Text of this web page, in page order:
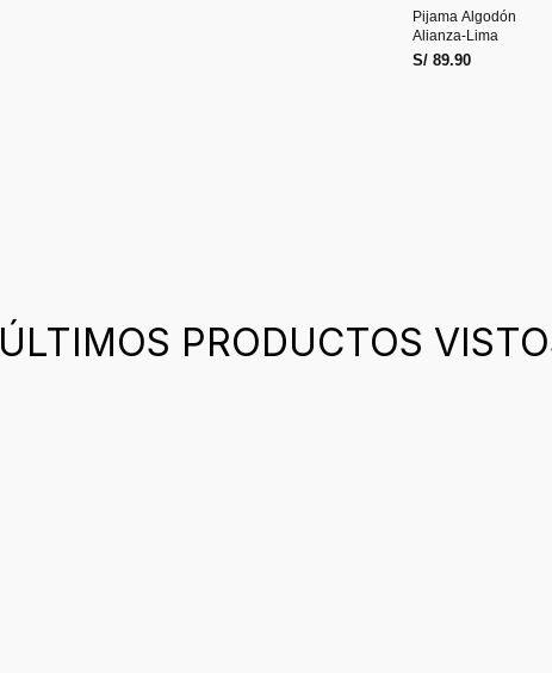
Pijama Algodón
Alianza-Lima
S/ 89.90
ÚLTIMOS PRODUCTOS